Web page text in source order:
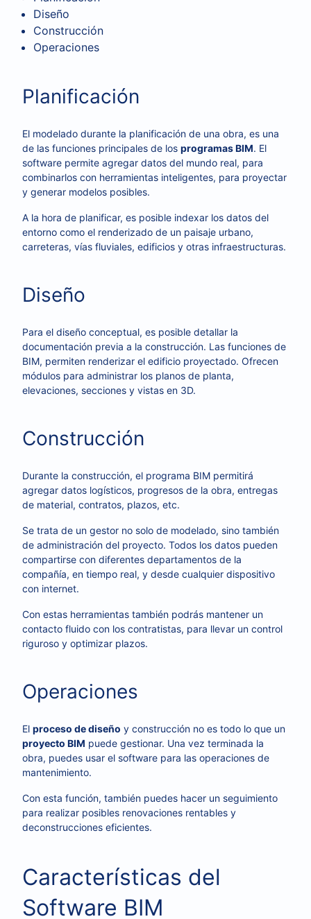
Diseño
Construcción
Operaciones
Planificación
El modelado durante la planificación de una obra, es una
de las funciones principales de los programas BIM. El
software permite agregar datos del mundo real, para
combinarlos con herramientas inteligentes, para proyectar
y generar modelos posibles.
A la hora de planificar, es posible indexar los datos del
entorno como el renderizado de un paisaje urbano,
carreteras, vías fluviales, edificios y otras infraestructuras.
Diseño
Para el diseño conceptual, es posible detallar la
documentación previa a la construcción. Las funciones de
BIM, permiten renderizar el edificio proyectado. Ofrecen
módulos para administrar los planos de planta,
elevaciones, secciones y vistas en 3D.
Construcción
Durante la construcción, el programa BIM permitirá
agregar datos logísticos, progresos de la obra, entregas
de material, contratos, plazos, etc.
Se trata de un gestor no solo de modelado, sino también
de administración del proyecto. Todos los datos pueden
compartirse con diferentes departamentos de la
compañía, en tiempo real, y desde cualquier dispositivo
con internet.
Con estas herramientas también podrás mantener un
contacto fluido con los contratistas, para llevar un control
riguroso y optimizar plazos.
Operaciones
El proceso de diseño y construcción no es todo lo que un
proyecto BIM puede gestionar. Una vez terminada la
obra, puedes usar el software para las operaciones de
mantenimiento.
Con esta función, también puedes hacer un seguimiento
para realizar posibles renovaciones rentables y
deconstrucciones eficientes.
Características del
Software BIM